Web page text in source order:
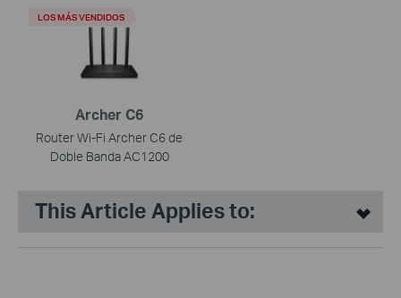
Archer C6
Router Wi-Fi Archer C6 de
Doble Banda AC1200
LOS MÁS VENDIDOS
This Article Applies to: